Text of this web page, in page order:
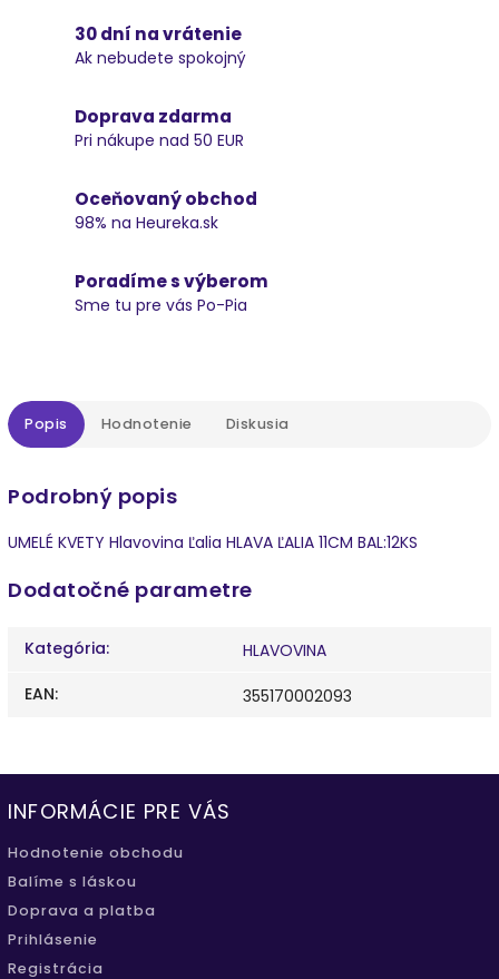
30 dní na vrátenie
Ak nebudete spokojný
Doprava zdarma
Pri nákupe nad 50 EUR
Oceňovaný obchod
98% na Heureka.sk
Poradíme s výberom
Sme tu pre vás Po-Pia
Popis Hodnotenie Diskusia
Podrobný popis
UMELÉ KVETY Hlavovina Ľalia HLAVA ĽALIA 11CM BAL:12KS
Dodatočné parametre
Kategória:
HLAVOVINA
EAN: 355170002093
INFORMÁCIE PRE VÁS
Hodnotenie obchodu
Balíme s láskou
Doprava a platba
Prihlásenie
Registrácia